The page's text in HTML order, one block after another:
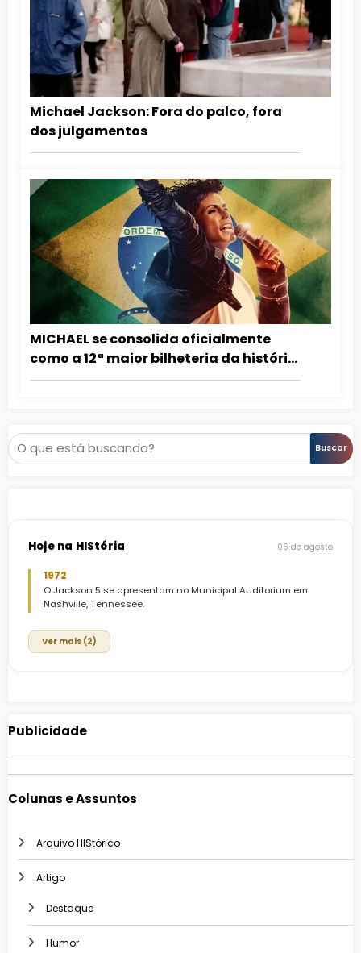
Michael Jackson: Fora do palco, fora
dos julgamentos
MICHAEL se consolida oficialmente
como a 12ª maior bilheteria da história
do Brasil
Pesquisar Buscar
Hoje na HIStória 06 de agosto
1972
O Jackson 5 se apresentam no Municipal Auditorium em
Nashville, Tennessee.
Ver mais (2)
Publicidade
Colunas e Assuntos
Arquivo HIStórico
Artigo
Destaque
Humor